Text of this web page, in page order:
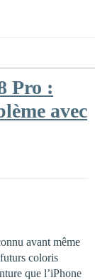
Pro :
avec
avant même
coloris
que l’iPhone